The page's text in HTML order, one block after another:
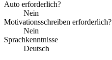
Auto erforderlich?
Nein
Motivationsschreiben erforderlich?
Nein
Sprachkenntnisse
Deutsch